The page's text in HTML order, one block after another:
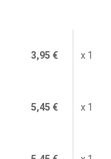
3,95 € x 1
5,45 € x 1